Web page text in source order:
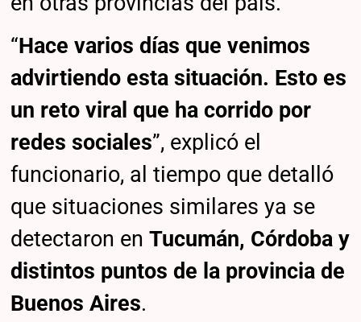
“Hace varios días que venimos
advirtiendo esta situación. Esto es
un reto viral que ha corrido por
redes sociales”, explicó el
funcionario, al tiempo que detalló
que situaciones similares ya se
detectaron enTucumán, Córdoba y
distintos puntos de la provincia de
Buenos Aires.